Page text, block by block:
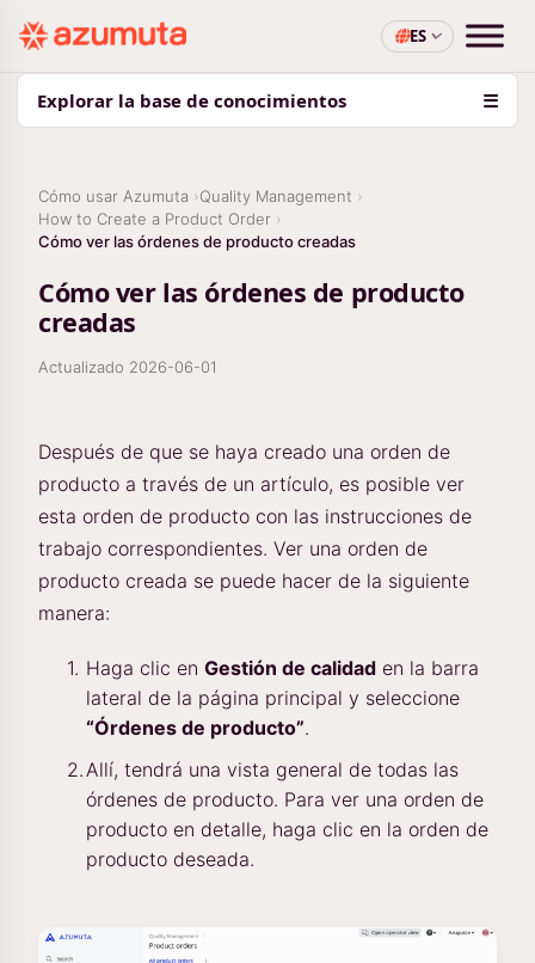
ES
Explorar la base de conocimientos ☰
Cómo usar Azumuta
Quality Management
How to Create a Product Order
Cómo ver las órdenes de producto creadas
Cómo ver las órdenes de producto
creadas
Actualizado 2026-06-01
Después de que se haya creado una orden de
producto a través de un artículo, es posible ver
esta orden de producto con las instrucciones de
trabajo correspondientes. Ver una orden de
producto creada se puede hacer de la siguiente
manera:
Haga clic en Gestión de calidad en la barra
lateral de la página principal y seleccione
“Órdenes de producto”.
Allí, tendrá una vista general de todas las
órdenes de producto. Para ver una orden de
producto en detalle, haga clic en la orden de
producto deseada.